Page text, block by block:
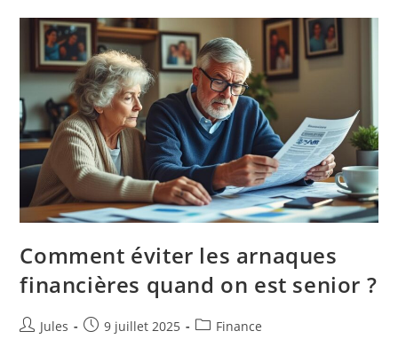
Les
Seniors
Comment éviter les arnaques
financières quand on est senior ?
Auteur/autrice
Jules
Publication
9 juillet 2025
PostFinance